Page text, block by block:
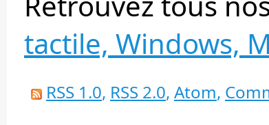
tactile, Windows,
RSS 1.0, RSS 2.0, Atom,